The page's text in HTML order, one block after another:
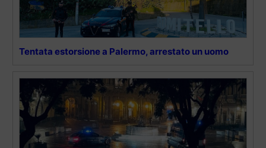
Tentata estorsione a Palermo, arrestato un uomo